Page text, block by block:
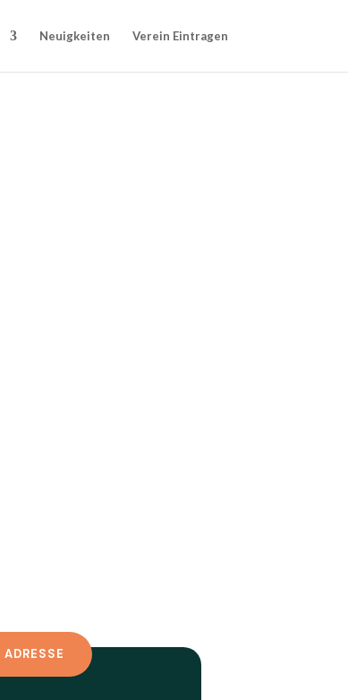
Neuigkeiten Verein Eintragen
ADRESSE